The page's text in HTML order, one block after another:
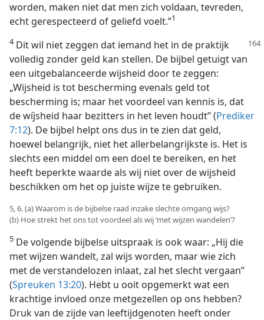
worden, maken niet dat men zich voldaan, tevreden,
echt gerespecteerd of geliefd voelt.”1
4Dit wil niet zeggen dat iemand het in de praktijk
volledig zonder geld kan stellen. De bijbel getuigt van
een uitgebalanceerde wijsheid door te zeggen:
„Wijsheid is tot bescherming evenals geld tot
bescherming is; maar het voordeel van kennis is, dat
de wíjsheid haar bezitters in het leven houdt” (Prediker
7:12). De bijbel helpt ons dus in te zien dat geld,
hoewel belangrijk, niet het allerbelangrijkste is. Het is
slechts een middel om een doel te bereiken, en het
heeft beperkte waarde als wij niet over de wijsheid
beschikken om het op juiste wijze te gebruiken.
5, 6. (a) Waarom is de bijbelse raad inzake slechte omgang wijs?
(b) Hoe strekt het ons tot voordeel als wij ’met wijzen wandelen’?
5 De volgende bijbelse uitspraak is ook waar: „Hij die
met wijzen wandelt, zal wijs worden, maar wie zich
met de verstandelozen inlaat, zal het slecht vergaan”
(Spreuken 13:20). Hebt u ooit opgemerkt wat een
krachtige invloed onze metgezellen op ons hebben?
Druk van de zijde van leeftijdgenoten heeft onder